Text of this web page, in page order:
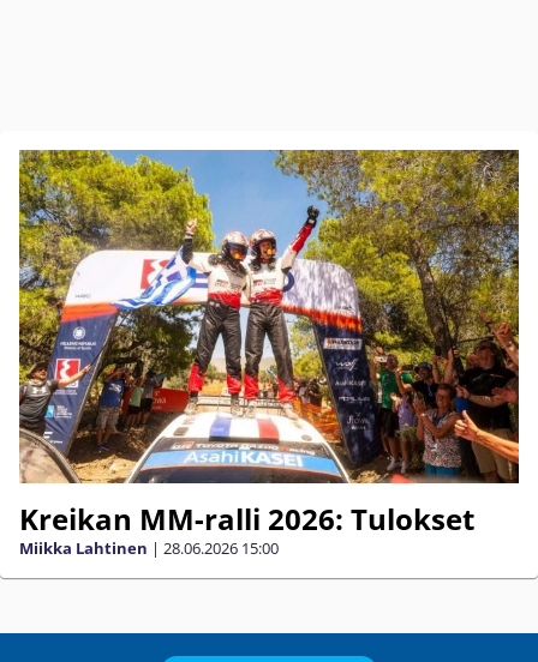
Kreikan MM-ralli 2026: Tulokset
Miikka Lahtinen | 28.06.2026 15:00